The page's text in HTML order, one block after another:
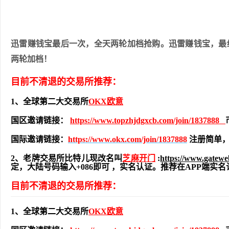
迅雷赚钱宝最后一次，全天两轮加档抢购。迅雷赚钱宝，
两轮加档！
目前不清退的交易所推荐：
1、全球第二大交易所OKX欧意
国区邀请链接： https://www.topzhjdgxcb.com/join/1837888
国际邀请链接： https://www.okx.com/join/1837888 注册简单
2、老牌交易所比特儿现改名叫 芝麻开门 :https://
定，大陆号码输入+086即可 ，实名认证。推荐在APP端实
目前不清退的交易所推荐：
1、全球第二大交易所OKX欧意